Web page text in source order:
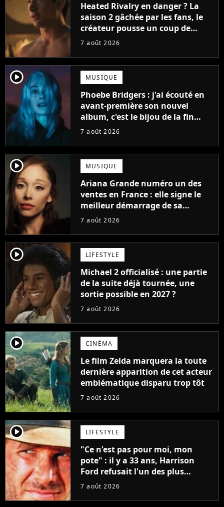
Heated Rivalry en danger ? La
saison 2 gâchée par les fans, le
créateur pousse un coup de
gueule
7 août 2026
player2 MUSIQUE
Phoebe Bridgers : j'ai écouté en
avant-première son nouvel
album, c'est le bijou de la fin
d'été
7 août 2026
player2 MUSIQUE
Ariana Grande numéro un des
ventes en France : elle signe le
meilleur démarrage de sa
carrière avec son album Petal
7 août 2026
player2 LIFESTYLE
Michael 2 officialisé : une partie
de la suite déjà tournée, une
sortie possible en 2027 ?
7 août 2026
player2 CINÉMA
Le film Zelda marquera la toute
dernière apparition de cet acteur
emblématique disparu trop tôt
7 août 2026
player2 LIFESTYLE
"Ce n'est pas pour moi, mon
pote" : il y a 33 ans, Harrison
Ford refusait l'un des plus
grands succès de tous les temps
7 août 2026